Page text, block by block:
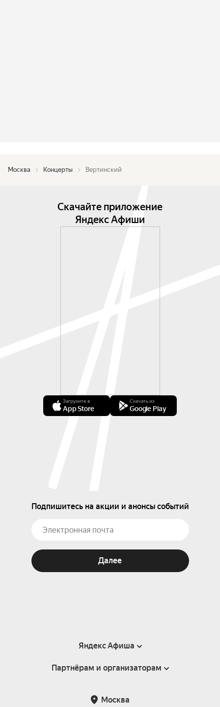
Москва Концерты Вертинский
Скачайте приложение
Яндекс Афиши
Загрузите в
App Store
Скачать из
Google Play
Подпишитесь на акции и анонсы событий
Далее
Яндекс Афиша
Справка
Подарочные сертификаты
Партнёрам и организаторам
Москва